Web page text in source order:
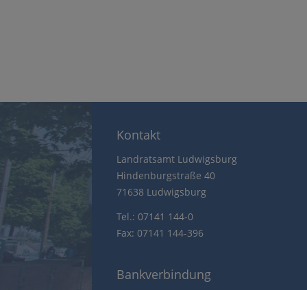
Kontakt
Landratsamt Ludwigsburg
Hindenburgstraße 40
71638 Ludwigsburg
Tel.: 07141 144-0
Fax: 07141 144-396
Bankverbindung